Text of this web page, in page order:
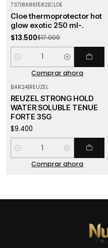
737186861582|CLOE
Cloe thermoprotector hot
glow exotic 250 ml-.
$13.500$17.000
Cantidad
Comprar ahora
BAR24|REUZEL
REUZEL STRONG HOLD
WATER SOLUBLE TENUE
FORTE 35G
$9.400
Cantidad
Comprar ahora